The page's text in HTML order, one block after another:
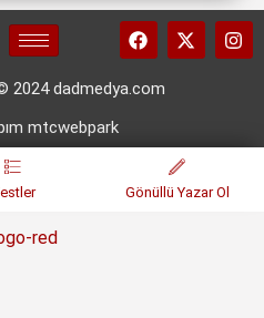
© 2024 dadmedya.com
mtcwebpark
Gönüllü Yazar Ol